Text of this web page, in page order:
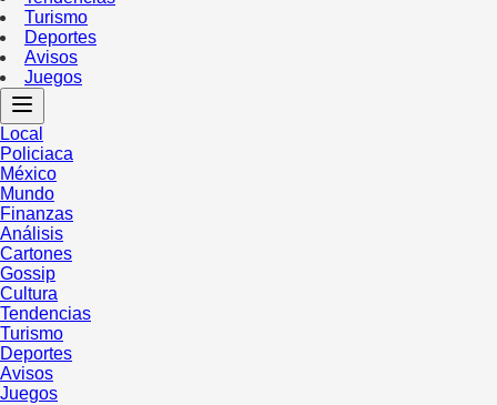
Turismo
Deportes
Avisos
Juegos
Local
Policiaca
México
Mundo
Finanzas
Análisis
Cartones
Gossip
Cultura
Tendencias
Turismo
Deportes
Avisos
Juegos